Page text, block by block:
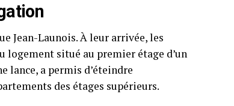
Jean-Launois. À leur arrivée, les
situé au premier étage d’un
lance, a permis d’éteindre
des étages supérieurs.